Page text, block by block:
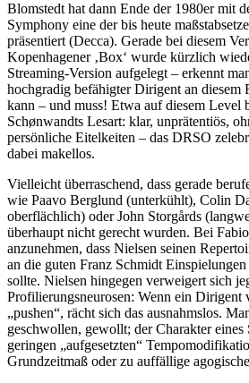
Blomstedt hat dann Ende der 1980er mit
Symphony eine der bis heute
präsentiert (Decca). Gerade bei diesem
Kopenhagener ‚Box‘ wurde kürzlich
Streaming-Version aufgelegt – erkennt
hochgradig befähigter Dirigent an diesem
kann – und muss! Etwa auf diesem Level
Schønwandts Lesart: klar, unprätentiös,
persönliche Eitelkeiten – das DRSO
dabei makellos.
Vielleicht überraschend, dass gerade
wie Paavo Berglund (unterkühlt), Colin
oberflächlich) oder John Storgårds
überhaupt nicht gerecht wurden. Bei
anzunehmen, dass Nielsen seinen
an die guten Franz Schmidt
sollte. Nielsen hingegen verweigert sich
Profilierungsneurosen: Wenn ein Dirigent
„pushen“, rächt sich das ausnahmslos.
geschwollen, gewollt; der Charakter eines
geringen „aufgesetzten“
Grundzeitmaß oder zu auffällige